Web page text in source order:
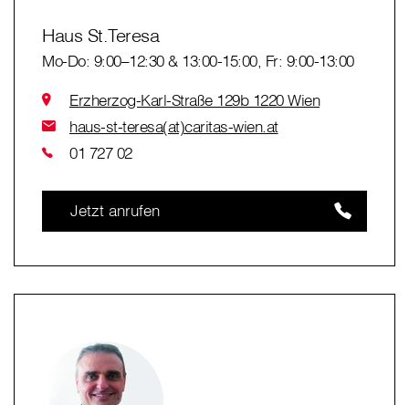
Haus St.Teresa
Mo-Do: 9:00–12:30 & 13:00-15:00, Fr: 9:00-13:00
Erzherzog-Karl-Straße 129b 1220 Wien
haus-st-teresa(at)caritas-wien.at
01 727 02
Jetzt anrufen